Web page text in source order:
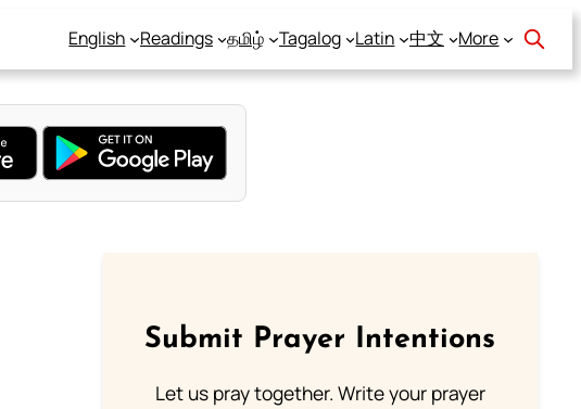
English Readings தமிழ் Tagalog Latin 中文 More
Submit Prayer Intentions
Let us pray together. Write your prayer